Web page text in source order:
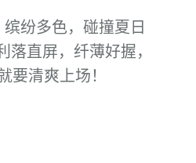
纷多色，碰撞夏日
落直屏，纤薄好握，
要清爽上⁠场！